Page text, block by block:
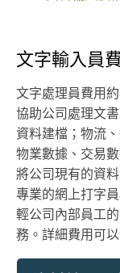
文字輸入員
文字處理員費用
協助公司處理文
資料建檔；物流
物業數據、交易
將公司現有的資
專業的網上打字
輕公司內部員工
務。詳細費用可以